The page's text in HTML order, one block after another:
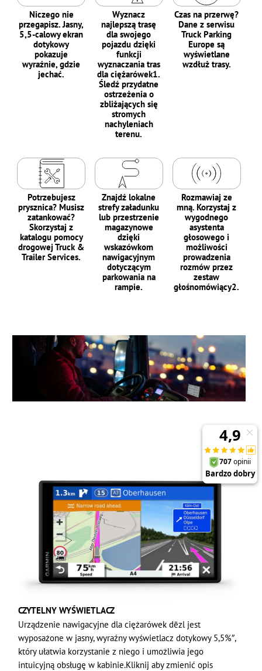
Niczego nie
przegapisz. Jasny,
5,5-calowy ekran
dotykowy
pokazuje
wyraźnie, gdzie
jechać.
Wyznacz
najlepszą trasę
dla swojego
pojazdu dzięki
funkcji
wyznaczania tras
dla ciężarówek1.
Śledź przydatne
ostrzeżenia o
zbliżających się
stromych
nachyleniach
terenu.
Czas na przerwę?
Dane z serwisu
Truck Parking
Europe są
wyświetlane
wzdłuż trasy.
Potrzebujesz
prysznica? Musisz
zatankować?
Skorzystaj z
katalogu pomocy
drogowej Truck &
Trailer Services.
Znajdź lokalne
strefy załadunku
lub przestrzenie
magazynowe
dzięki
wskazówkom
nawigacyjnym
dotyczącym
parkowania na
rampie.
Rozmawiaj ze
mną. Korzystaj z
wygodnego
asystenta
głosowego i
możliwości
prowadzenia
rozmów przez
zestaw
głośnomówiący2.
CZYTELNY WYŚWIETLACZ
Urządzenie nawigacyjne dla ciężarówek dēzl jest
wyposażone w jasny, wyraźny wyświetlacz dotykowy 5,5%″,
który ułatwia korzystanie z niego i umożliwia jego
intuicyjną obsługę w kabinie.Kliknij aby zmienić opis